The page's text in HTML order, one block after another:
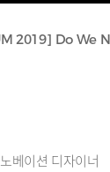
2019] Do We
베이션 디자이너